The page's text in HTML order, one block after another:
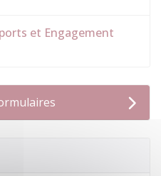
et Engagement